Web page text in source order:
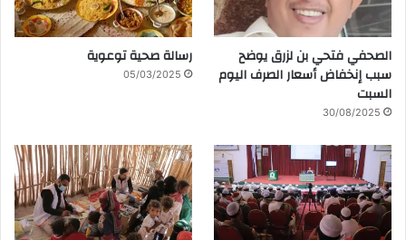
الصحفي فتحي بن لزرق يوضح
سبب إنخفاض أسعار الصرف اليوم
السبت
30/08/2025
رسالة صحية توعوية
05/03/2025